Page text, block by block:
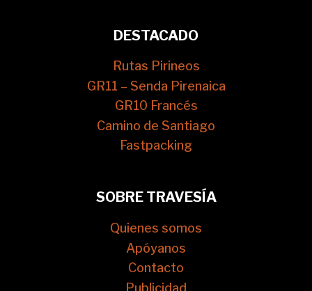
DESTACADO
Rutas Pirineos
GR11 – Senda Pirenaica
GR10 Francés
Camino de Santiago
Fastpacking
SOBRE TRAVESÍA
Quienes somos
Apóyanos
Contacto
Publicidad